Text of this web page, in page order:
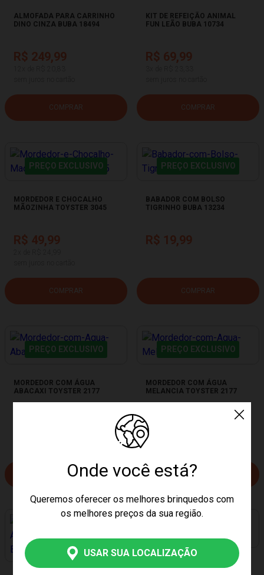
Onde você está?
Queremos oferecer os melhores brinquedos com
os melhores preços da sua região.
USAR SUA LOCALIZAÇÃO
ALMOFADA PARA CARRINHO
DINO CINZA BUBA 18494
R$ 249,99
COMPRAR
KIT DE REFEIÇÃO ANIMAL
FUN LEÃO BUBA 10734
R$ 69,99
COMPRAR
PREÇO EXCLUSIVO
MORDEDOR E CHOCALHO
MÃOZINHA TOYSTER 3045
R$ 49,99
COMPRAR
PREÇO EXCLUSIVO
BABADOR COM BOLSO
TIGRINHO BUBA 13234
R$ 19,99
COMPRAR
PREÇO EXCLUSIVO
MORDEDOR COM ÁGUA
ABACAXI TOYSTER 2177
COMPRAR
PREÇO EXCLUSIVO
MORDEDOR COM ÁGUA
MELANCIA TOYSTER 2177
R$ 39,99
COMPRAR
PREÇO EXCLUSIVO
SININHO UNICÓRNIO BUBA